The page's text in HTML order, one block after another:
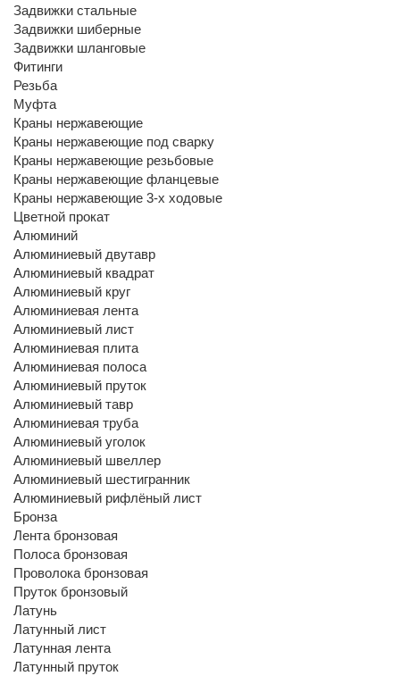
Задвижки стальные
Задвижки шиберные
Задвижки шланговые
Фитинги
Резьба
Муфта
Краны нержавеющие
Краны нержавеющие под сварку
Краны нержавеющие резьбовые
Краны нержавеющие фланцевые
Краны нержавеющие 3-х ходовые
Цветной прокат
Алюминий
Алюминиевый двутавр
Алюминиевый квадрат
Алюминиевый круг
Алюминиевая лента
Алюминиевый лист
Алюминиевая плита
Алюминиевая полоса
Алюминиевый пруток
Алюминиевый тавр
Алюминиевая труба
Алюминиевый уголок
Алюминиевый швеллер
Алюминиевый шестигранник
Алюминиевый рифлёный лист
Бронза
Лента бронзовая
Полоса бронзовая
Проволока бронзовая
Пруток бронзовый
Латунь
Латунный лист
Латунная лента
Латунный пруток